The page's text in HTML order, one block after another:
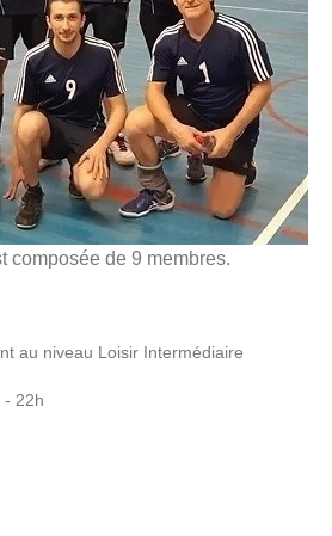
composée de 9 membres.
au niveau Loisir Intermédiaire
- 22h